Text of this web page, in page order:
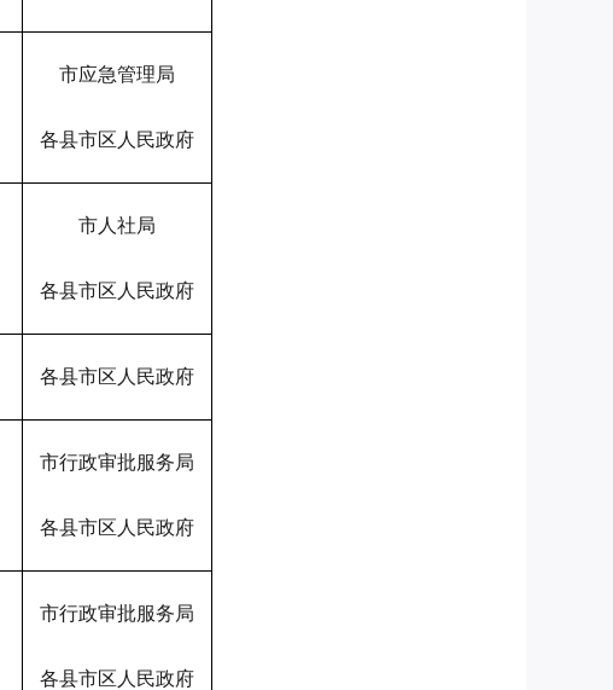
市应急管理局
各县市区人民政府
市人社局
各县市区人民政府
各县市区人民政府
市行政审批服务局
各县市区人民政府
市行政审批服务局
各县市区人民政府